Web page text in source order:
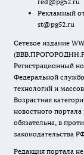
Рекламный
st@pg52.ru
Сетевое издание
Регистрационный
Федеральной
технологий и
Возрастная
новостного
обязательна, в
законодательства
Редакция портала